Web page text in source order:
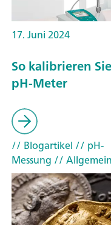
17. Juni 2024
So kalibrieren
pH-Meter
// Blogartikel // pH-
Messung // Allgemein